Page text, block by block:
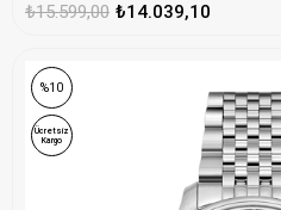
₺14.039,10
₺15.599,00
%10
Ücretsiz
Kargo